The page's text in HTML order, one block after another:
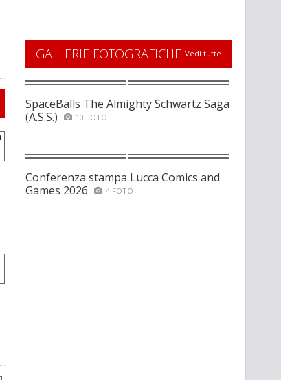
GALLERIE FOTOGRAFICHE Vedi tutte
SpaceBalls The Almighty Schwartz Saga
(A.S.S.)
10 FOTO
Conferenza stampa Lucca Comics and
Games 2026
4 FOTO